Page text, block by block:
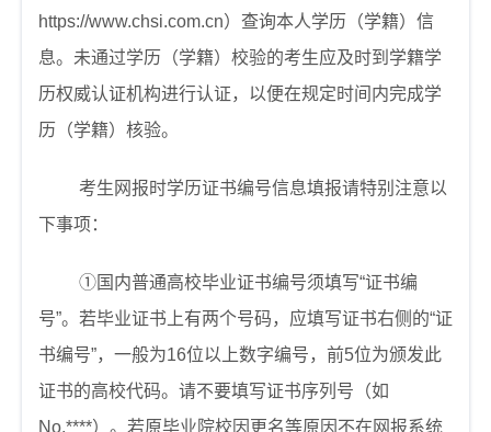
https://www.chsi.com.cn）查询本人学历（学籍）信
息。未通过学历（学籍）校验的考生应及时到学籍学
历权威认证机构进行认证，以便在规定时间内完成学
历（学籍）核验。
考生网报时学历证书编号信息填报请特别注意以
下事项：
①国内普通高校毕业证书编号须填写“证书编
号”。若毕业证书上有两个号码，应填写证书右侧的“证
书编号”，一般为16位以上数字编号，前5位为颁发此
证书的高校代码。请不要填写证书序列号（如
No.****）。若原毕业院校因更名等原因不在网报系统